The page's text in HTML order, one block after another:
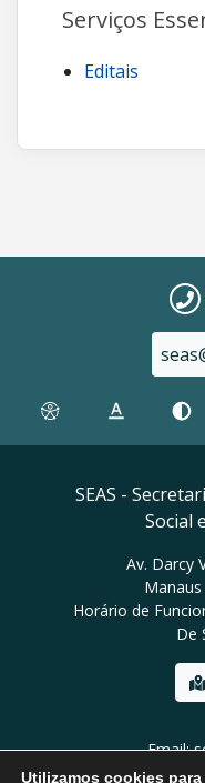
Serviços
Editais
SEAS -
Social
Av. Darcy
Manaus
Horário de
De
Email:
Utilizamos cookies